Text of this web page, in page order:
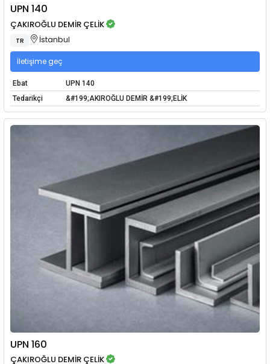
UPN 140
ÇAKIROĞLU DEMİR ÇELİK
TR İstanbul
İletişime geç
Ebat
UPN 140
Tedarikçi
&#199;AKIROĞLU DEMİR &#199;ELİK
UPN 160
ÇAKIROĞLU DEMİR ÇELİK